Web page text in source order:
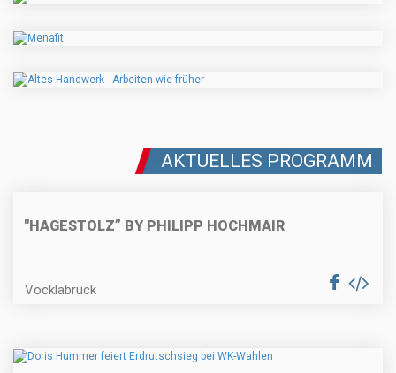
AKTUELLES PROGRAMM
"HAGESTOLZ” BY PHILIPP HOCHMAIR
Vöcklabruck